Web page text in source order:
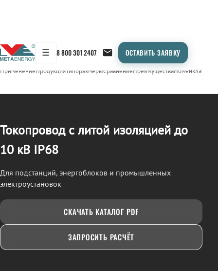
☰ 8 800 301 2407 ОСТАВИТЬ ЗАЯВКУ
← Продукция/ТОКОПРОВОД
ПрименениеПродукцияТипоразмерыСравнениеПреимуществаНоменклатура
Токопровод с литой изоляцией до
10 кВ IP68
Для подстанций, энергоблоков и промышленных
электроустановок
СКАЧАТЬ КАТАЛОГ PDF
ЗАПРОСИТЬ РАСЧЁТ